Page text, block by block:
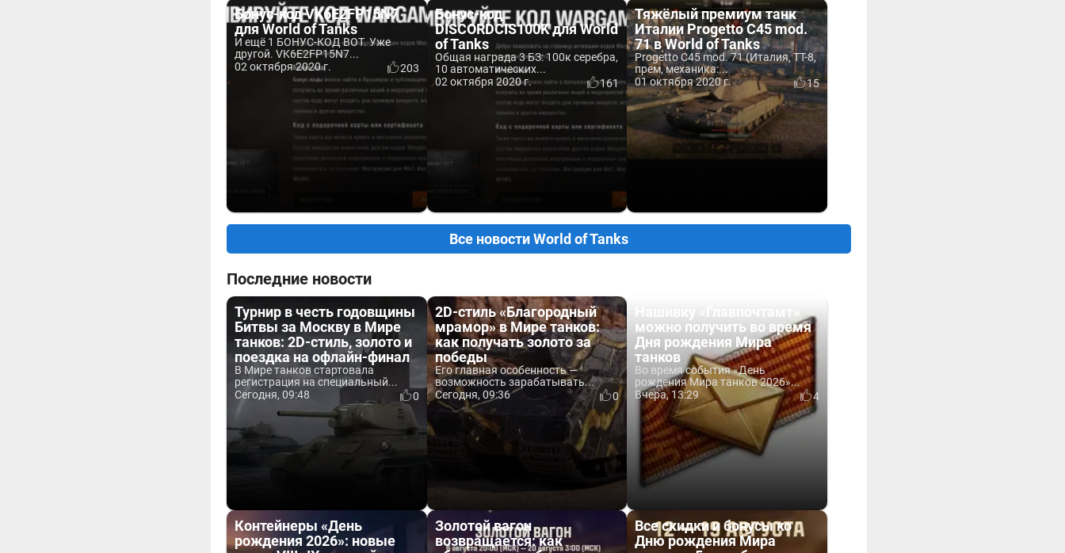
Бонус-код VK6E2FP15N7
для World of Tanks
И ещё 1 БОНУС-КОД ВОТ. Уже
другой. VK6E2FP15N7...
02 октября 2020 г.
203
Бонус-код
DISCORDCIS100K для World
of Tanks
Общая награда 3 БЗ: 100к серебра,
10 автоматических...
02 октября 2020 г.
161
Тяжёлый премиум танк
Италии Progetto C45 mod.
71 в World of Tanks
Progetto C45 mod. 71 (Италия, ТТ-8,
прем, механика:...
01 октября 2020 г.
15
Все новости World of Tanks
Последние новости
Турнир в честь годовщины
Битвы за Москву в Мире
танков: 2D-стиль, золото и
поездка на офлайн-финал
В Мире танков стартовала
регистрация на специальный...
Сегодня, 09:48
0
2D-стиль «Благородный
мрамор» в Мире танков:
как получать золото за
победы
Его главная особенность —
возможность зарабатывать...
Сегодня, 09:36
0
Нашивку «Главпочтамт»
можно получить во время
Дня рождения Мира
танков
Во время события «День
рождения Мира танков 2026»...
Вчера, 13:29
4
Контейнеры «День
рождения 2026»: новые
Золотой вагон
возвращается: как
Все скидки и бонусы ко
Дню рождения Мира